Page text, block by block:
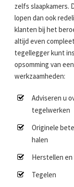
zelfs slaapkamers.
lopen dan ook
klanten bij het
altijd even
tegellegger kunt
opsomming van
werkzaamheden:
Adviseren u
tegelwerken
Originele
halen
Herstellen
Tegelen